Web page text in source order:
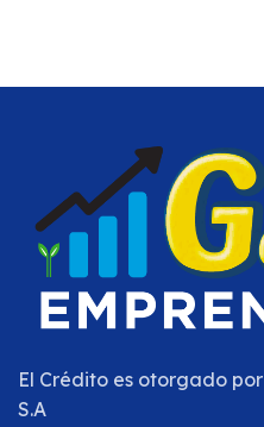
El Crédito es otorgado por
S.A